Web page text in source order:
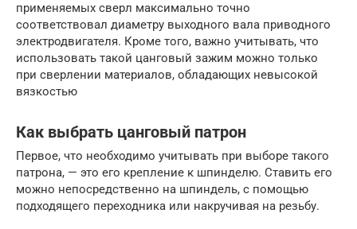
применяемых сверл максимально точно
соответствовал диаметру выходного вала приводного
электродвигателя. Кроме того, важно учитывать, что
использовать такой цанговый зажим можно только
при сверлении материалов, обладающих невысокой
вязкостью
Как выбрать цанговый патрон
Первое, что необходимо учитывать при выборе такого
патрона, — это его крепление к шпинделю. Ставить его
можно непосредственно на шпиндель, с помощью
подходящего переходника или накручивая на резьбу.